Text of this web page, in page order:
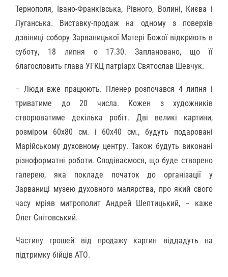
Тернополя, Івано-Франківська, Рівного, Волині, Києва і
Луганська. Виставку-продаж на одному з поверхів
дзвіниці собору Зарваницької Матері Божої відкриють в
суботу, 18 липня о 17.30. Заплановано, що її
благословить глава УГКЦ патріарх Святослав Шевчук.
– Люди вже працюють. Пленер розпочався 4 липня і
триватиме до 20 числа. Кожен з художників
створюватиме декілька робіт. Дві великі картини,
розміром 60х80 см. і 60х40 см., будуть подаровані
Марійському духовному центру. Також будуть виконані
різноформатні роботи. Сподіваємося, що буде створено
галерею, яка покладе початок до організації у
Зарваниці музею духовного малярства, про який свого
часу мріяв митрополит Андрей Шептицький, – каже
Олег Снітовський.
Частину грошей від продажу картин віддадуть на
підтримку бійців АТО.